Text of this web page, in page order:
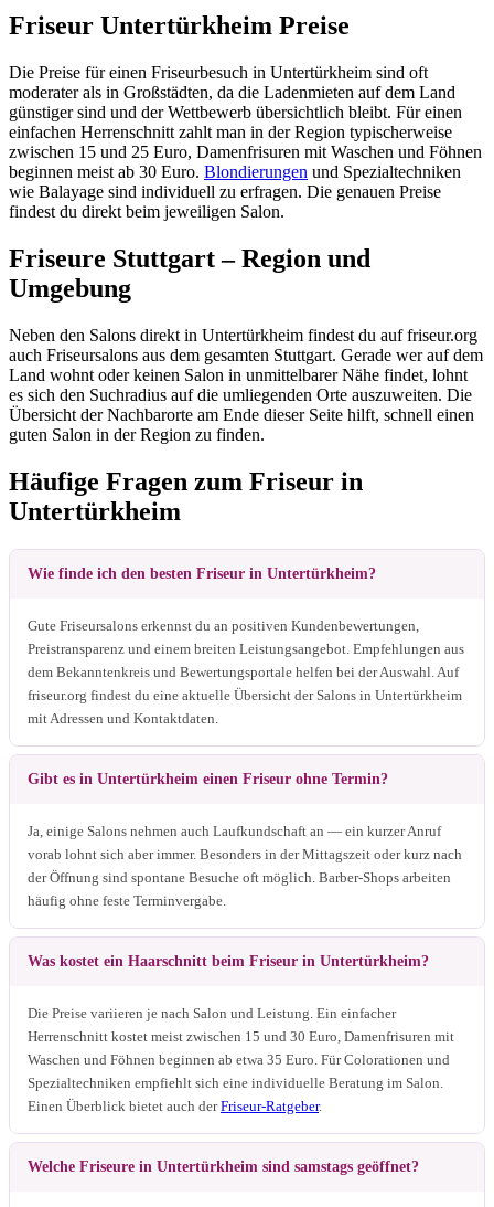
Friseur Untertürkheim Preise
Die Preise für einen Friseurbesuch in Untertürkheim sind oft
moderater als in Großstädten, da die Ladenmieten auf dem Land
günstiger sind und der Wettbewerb übersichtlich bleibt. Für einen
einfachen Herrenschnitt zahlt man in der Region typischerweise
zwischen 15 und 25 Euro, Damenfrisuren mit Waschen und Föhnen
beginnen meist ab 30 Euro. Blondierungen und Spezialtechniken
wie Balayage sind individuell zu erfragen. Die genauen Preise
findest du direkt beim jeweiligen Salon.
Friseure Stuttgart – Region und
Umgebung
Neben den Salons direkt in Untertürkheim findest du auf friseur.org
auch Friseursalons aus dem gesamten Stuttgart. Gerade wer auf dem
Land wohnt oder keinen Salon in unmittelbarer Nähe findet, lohnt
es sich den Suchradius auf die umliegenden Orte auszuweiten. Die
Übersicht der Nachbarorte am Ende dieser Seite hilft, schnell einen
guten Salon in der Region zu finden.
Häufige Fragen zum Friseur in
Untertürkheim
Wie finde ich den besten Friseur in Untertürkheim?
Gute Friseursalons erkennst du an positiven Kundenbewertungen,
Preistransparenz und einem breiten Leistungsangebot. Empfehlungen aus
dem Bekanntenkreis und Bewertungsportale helfen bei der Auswahl. Auf
friseur.org findest du eine aktuelle Übersicht der Salons in Untertürkheim
mit Adressen und Kontaktdaten.
Gibt es in Untertürkheim einen Friseur ohne Termin?
Ja, einige Salons nehmen auch Laufkundschaft an — ein kurzer Anruf
vorab lohnt sich aber immer. Besonders in der Mittagszeit oder kurz nach
der Öffnung sind spontane Besuche oft möglich. Barber-Shops arbeiten
häufig ohne feste Terminvergabe.
Was kostet ein Haarschnitt beim Friseur in Untertürkheim?
Die Preise variieren je nach Salon und Leistung. Ein einfacher
Herrenschnitt kostet meist zwischen 15 und 30 Euro, Damenfrisuren mit
Waschen und Föhnen beginnen ab etwa 35 Euro. Für Colorationen und
Spezialtechniken empfiehlt sich eine individuelle Beratung im Salon.
Einen Überblick bietet auch derFriseur-Ratgeber.
Welche Friseure in Untertürkheim sind samstags geöffnet?